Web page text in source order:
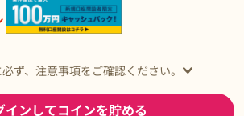
が貯まる
ず、注意事項をご確認ください。
インしてコインを貯める